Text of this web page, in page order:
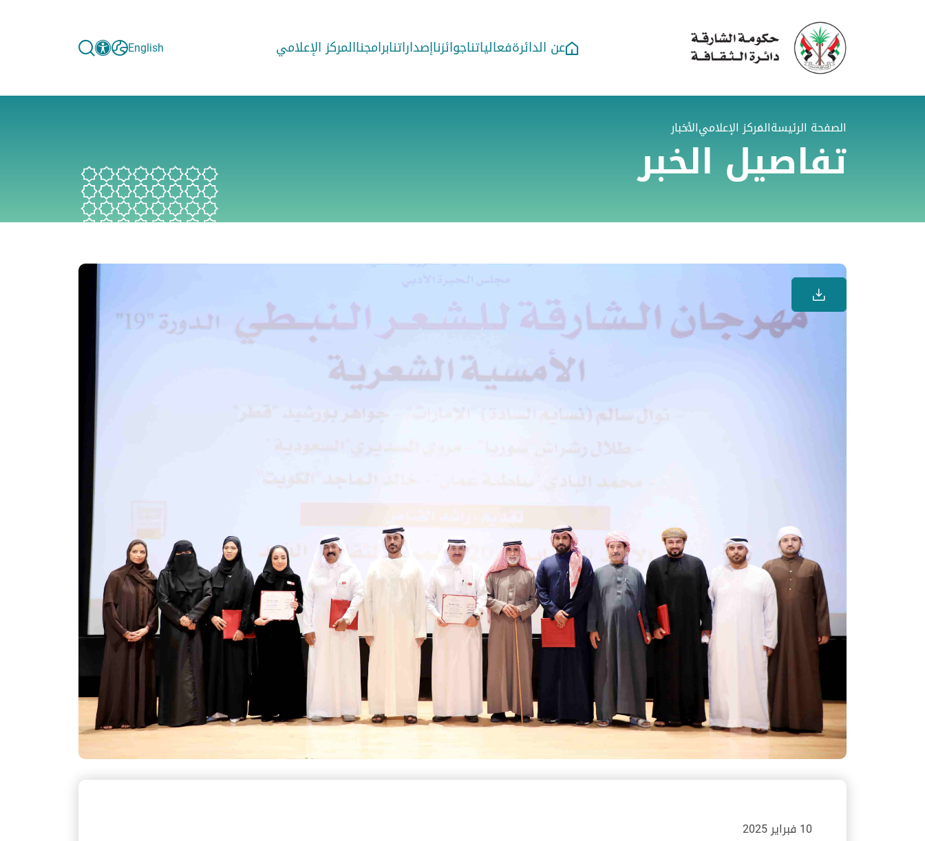
عن الدائرةفعالياتناجوائزناإصداراتنابرامجناالمركز الإعلامي English
الصفحة الرئيسةالمركز الإعلاميالأخبار
تفاصيل الخبر
10 فبراير 2025